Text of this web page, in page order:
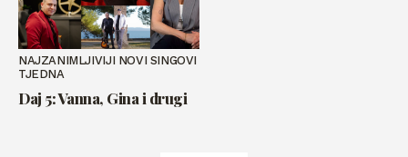
NAJZANIMLJIVIJI NOVI SINGOVI
TJEDNA
Daj 5: Vanna, Gina i drugi